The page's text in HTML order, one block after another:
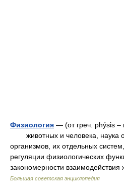
Физиология — (от греч. phýsis –
животных и человека, наука о
организмов, их отдельных
регуляции физиологических
закономерности
Большая советская энциклопедия